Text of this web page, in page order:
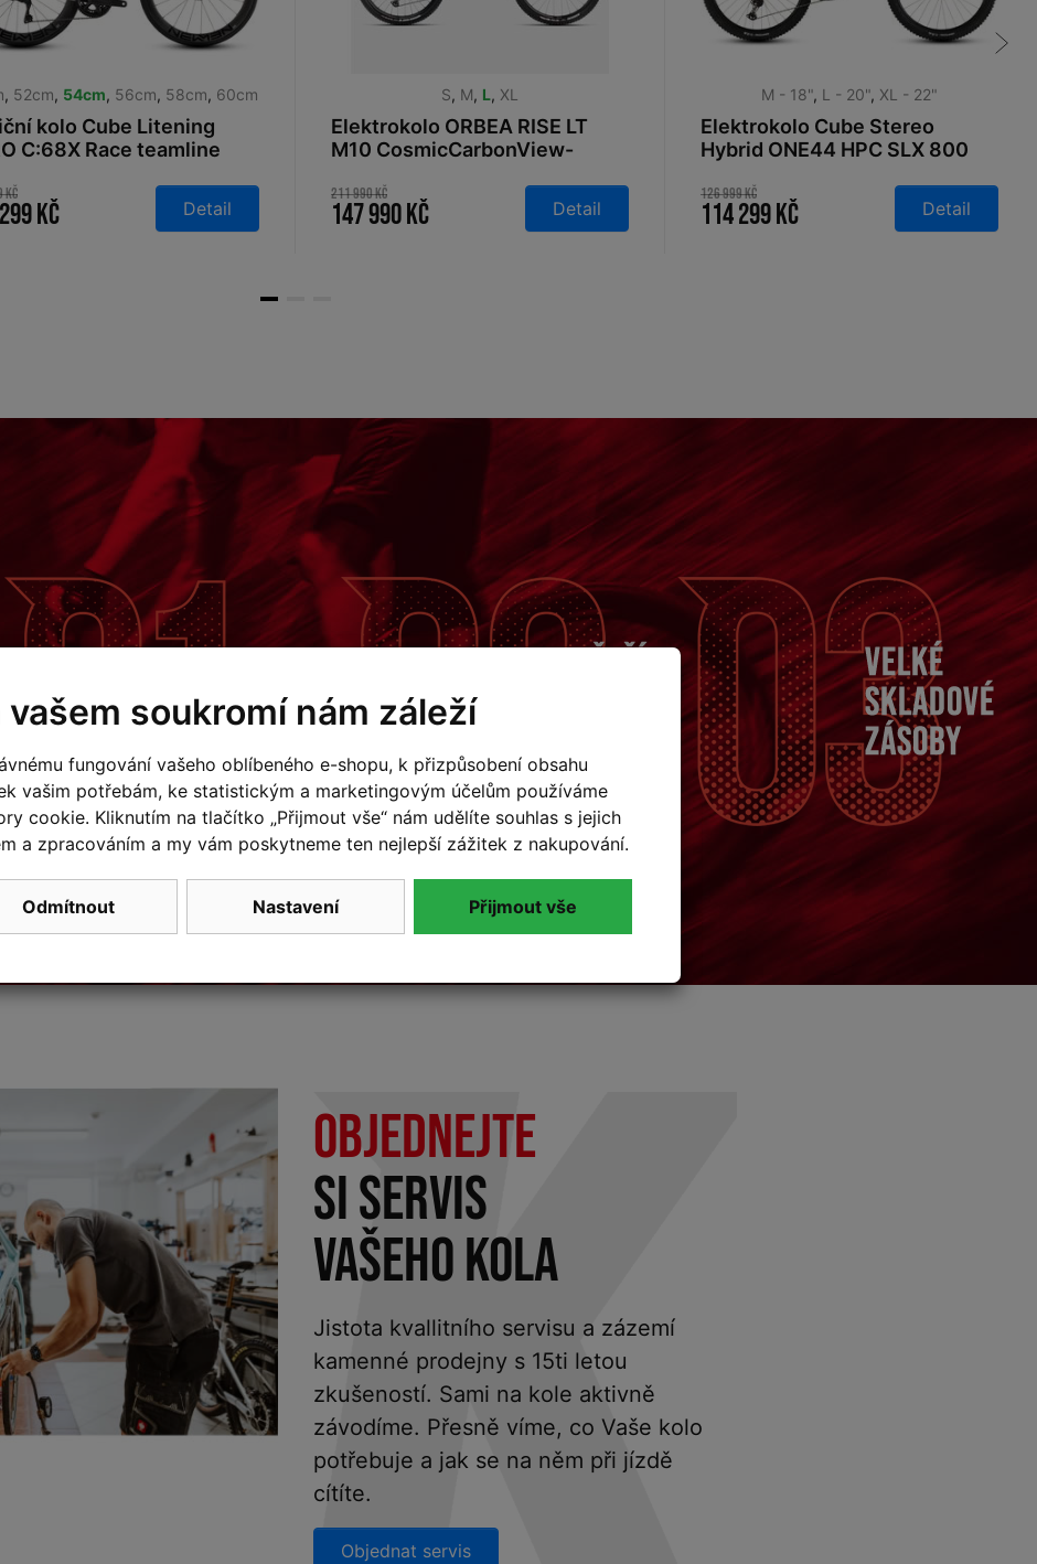
, 52cm, 54cm, 56cm, 58cm, 60cm
kolo Cube Litening
C:68X Race teamline
Kč
Kč Detail
S, M, L, XL
Elektrokolo ORBEA RISE LT
M10 CosmicCarbonView-
211 990 Kč
147 990 Kč Detail
M - 18", L - 20", XL - 22"
Elektrokolo Cube Stereo
Hybrid ONE44 HPC SLX 800
126 999 Kč
114 299 Kč Detail
OBJEDNEJTE
SI SERVIS
VAŠEHO KOLA
Jistota kvallitního servisu a zázemí
kamenné prodejny s 15ti letou
zkušeností. Sami na kole aktivně
závodíme. Přesně víme, co Vaše kolo
potřebuje a jak se na něm při jízdě
cítíte.
Objednat servis
vašem soukromí nám záleží
fungování vašeho oblíbeného e-shopu, k přizpůsobení obsahu
vašim potřebám, ke statistickým a marketingovým účelům používáme
cookie. Kliknutím na tlačítko „Přijmout vše“ nám udělíte souhlas s jejich
a zpracováním a my vám poskytneme ten nejlepší zážitek z nakupování.
Odmítnout Nastavení Přijmout vše